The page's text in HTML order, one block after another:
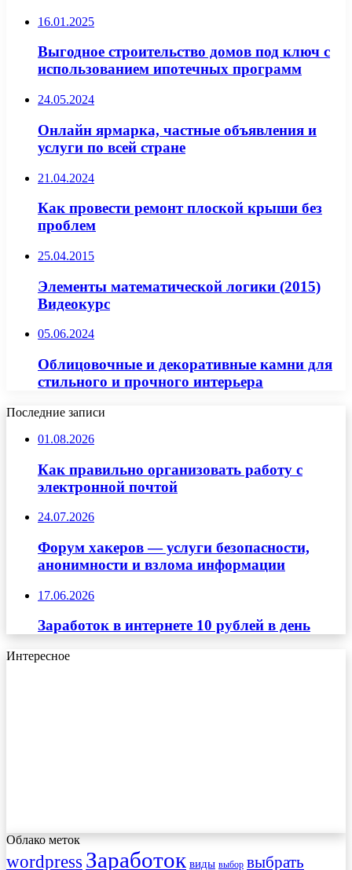
16.01.2025
Выгодное строительство домов под ключ с
использованием ипотечных программ
24.05.2024
Онлайн ярмарка, частные объявления и
услуги по всей стране
21.04.2024
Как провести ремонт плоской крыши без
проблем
25.04.2015
Элементы математической логики (2015)
Видеокурс
05.06.2024
Облицовочные и декоративные камни для
стильного и прочного интерьера
Последние записи
01.08.2026
Как правильно организовать работу с
электронной почтой
24.07.2026
Форум хакеров — услуги безопасности,
анонимности и взлома информации
17.06.2026
Заработок в интернете 10 рублей в день
Интересное
Облако меток
wordpress Заработок виды выбор выбрать